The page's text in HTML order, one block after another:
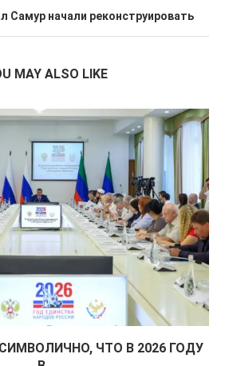
Самур начали реконструировать
MAY ALSO LIKE
ЧТО В 2026 ГОДУ